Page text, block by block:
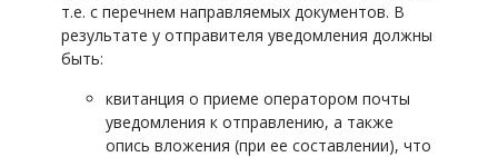
т.е. с перечнем направляемых документов. В
результате у отправителя уведомления должны
быть:
квитанция о приеме оператором почты
уведомления к отправлению, а также
опись вложения (при ее составлении), что